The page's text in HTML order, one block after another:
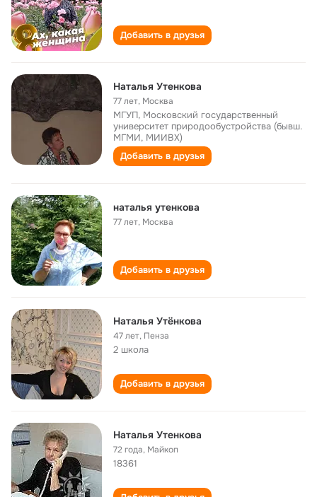
Добавить в друзья
Наталья Утенкова
77 лет, Москва
МГУП, Московский государственный
университет природообустройства (бывш.
МГМИ, МИИВХ)
Добавить в друзья
наталья утенкова
77 лет, Москва
Добавить в друзья
Наталья Утёнкова
47 лет, Пенза
2 школа
Добавить в друзья
Наталья Утенкова
72 года, Майкоп
18361